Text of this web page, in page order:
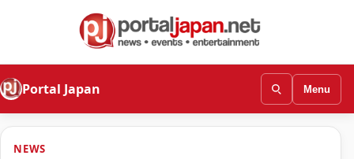
Portal Japan Menu
NEWS